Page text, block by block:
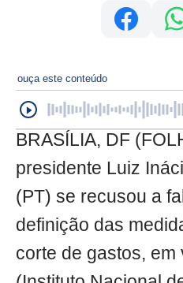
ouça este conteúdo
BRASÍLIA, DF
presidente Luiz
(PT) se recusou a
definição das
corte de gastos, em